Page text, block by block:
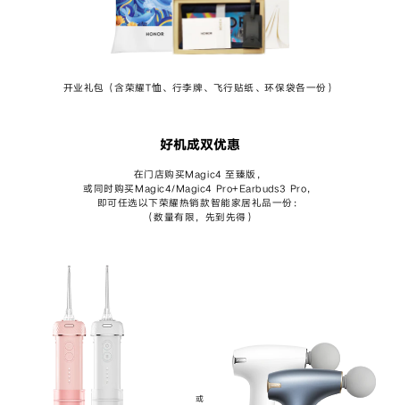
或
开业礼包（含荣耀T恤、行李牌、飞行贴纸、环保袋各一份）
好机成双优惠
在门店购买Magic4 至臻版，
或同时购买Magic4/Magic4 Pro+Earbuds3 Pro，
即可任选以下荣耀热销款智能家居礼品一份：
（数量有限，先到先得）